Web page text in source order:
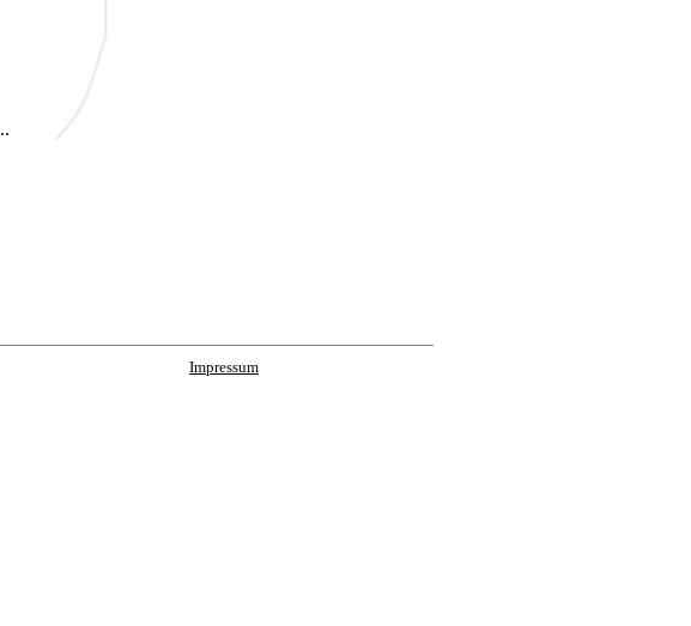
Impressum